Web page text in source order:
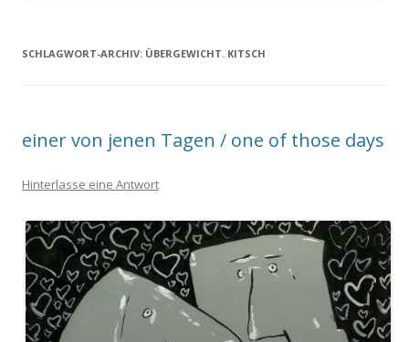
SCHLAGWORT-ARCHIV: ÜBERGEWICHT. KITSCH
einer von jenen Tagen / one of those days
Hinterlasse eine Antwort